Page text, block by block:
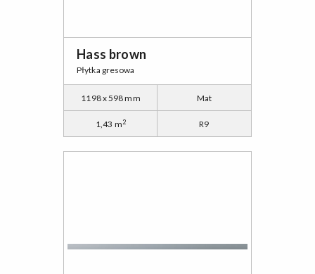
Hass brown
Płytka gresowa
1198 x 598 mm Mat
1,43 m2 R9